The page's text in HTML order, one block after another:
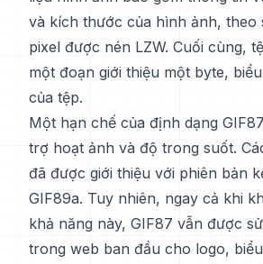
và kích thước của hình ảnh, theo
pixel được nén LZW. Cuối cùng,
một đoạn giới thiệu một byte,
của tệp.
Một hạn chế của định dạng
trợ hoạt ảnh và độ trong suốt.
đã được giới thiệu với phiên bản
GIF89a. Tuy nhiên, ngay cả khi
khả năng này, GIF87 vẫn được
trong web ban đầu cho logo,